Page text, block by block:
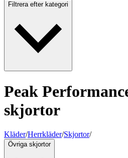
Filtrera efter kategori
Peak
skjortor
Kläder/Herrkläder/Skjortor/
Övriga skjortor